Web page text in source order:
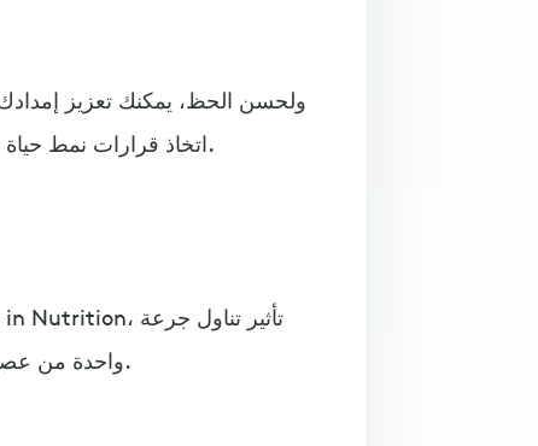
ولحسن الحظ، يمكنك تعزيز
اتخاذ قرارات نمط حياة صحي. ويبدو أن أحد التدخلات الواعدة هو شرب عصير الرمان.
واحدة من عصير الرمان سعة ثمانية أونصات على مستويات السكر في الدم.